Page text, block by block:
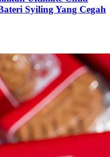
Syiling Yang Cegah